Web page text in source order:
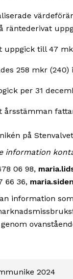
räntederivat
uppgick till 47
258 mkr
per 31
årsstämman
på
information
06 98,
66 36,
information
2024